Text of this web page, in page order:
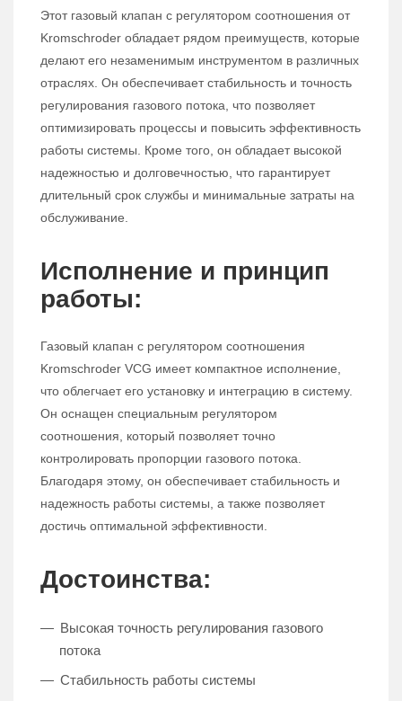
Этот газовый клапан с регулятором соотношения от
Kromschroder обладает рядом преимуществ, которые
делают его незаменимым инструментом в различных
отраслях. Он обеспечивает стабильность и точность
регулирования газового потока, что позволяет
оптимизировать процессы и повысить эффективность
работы системы. Кроме того, он обладает высокой
надежностью и долговечностью, что гарантирует
длительный срок службы и минимальные затраты на
обслуживание.
Исполнение и принцип
работы:
Газовый клапан с регулятором соотношения
Kromschroder VCG имеет компактное исполнение,
что облегчает его установку и интеграцию в систему.
Он оснащен специальным регулятором
соотношения, который позволяет точно
контролировать пропорции газового потока.
Благодаря этому, он обеспечивает стабильность и
надежность работы системы, а также позволяет
достичь оптимальной эффективности.
Достоинства:
Высокая точность регулирования газового
потока
Стабильность работы системы